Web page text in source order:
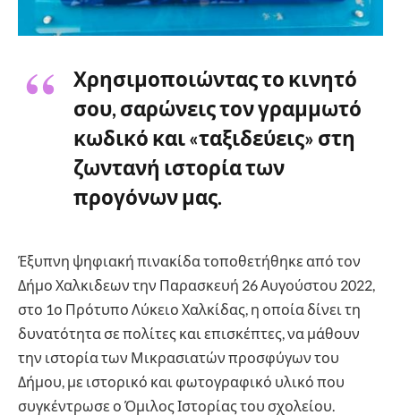
Χρησιμοποιώντας το κινητό
σου, σαρώνεις τον γραμμωτό
κωδικό και «ταξιδεύεις» στη
ζωντανή ιστορία των
προγόνων μας.
Έξυπνη ψηφιακή πινακίδα τοποθετήθηκε από τον
Δήμο Χαλκιδεων την Παρασκευή 26 Αυγούστου 2022,
στο 1ο Πρότυπο Λύκειο Χαλκίδας, η οποία δίνει τη
δυνατότητα σε πολίτες και επισκέπτες, να μάθουν
την ιστορία των Μικρασιατών προσφύγων του
Δήμου, με ιστορικό και φωτογραφικό υλικό που
συγκέντρωσε ο Όμιλος Ιστορίας του σχολείου.